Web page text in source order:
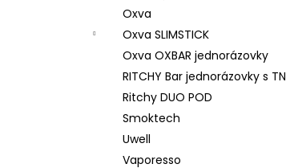
Oxva
Oxva SLIMSTICK
Oxva OXBAR jednorázovky
RITCHY Bar jednorázovky s TN
Ritchy DUO POD
Smoktech
Uwell
Vaporesso